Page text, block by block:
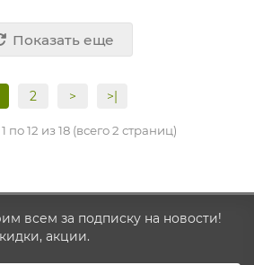
Показать еще
2 > >|
по 12 из 18 (всего 2 страниц)
всем за подписку на новости!
акции.